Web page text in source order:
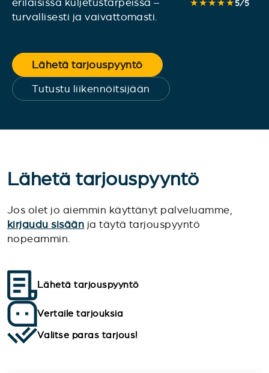
erilaisissa kuljetustarpeissa –
turvallisesti ja vaivattomasti.
★★★★★ 5/5
Lähetä tarjouspyyntö
Tutustu liikennöitsijään
Lähetä tarjouspyyntö
Jos olet jo aiemmin käyttänyt palveluamme,
kirjaudu sisään ja täytä tarjouspyyntö
nopeammin.
Lähetä tarjouspyyntö
Vertaile tarjouksia
Valitse paras tarjous!